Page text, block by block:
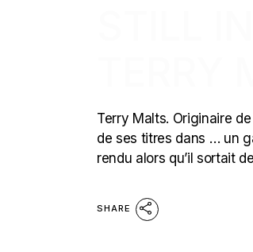
Terry Malts. Originaire
de ses titres dans … un
rendu alors qu’il sortait
SHARE